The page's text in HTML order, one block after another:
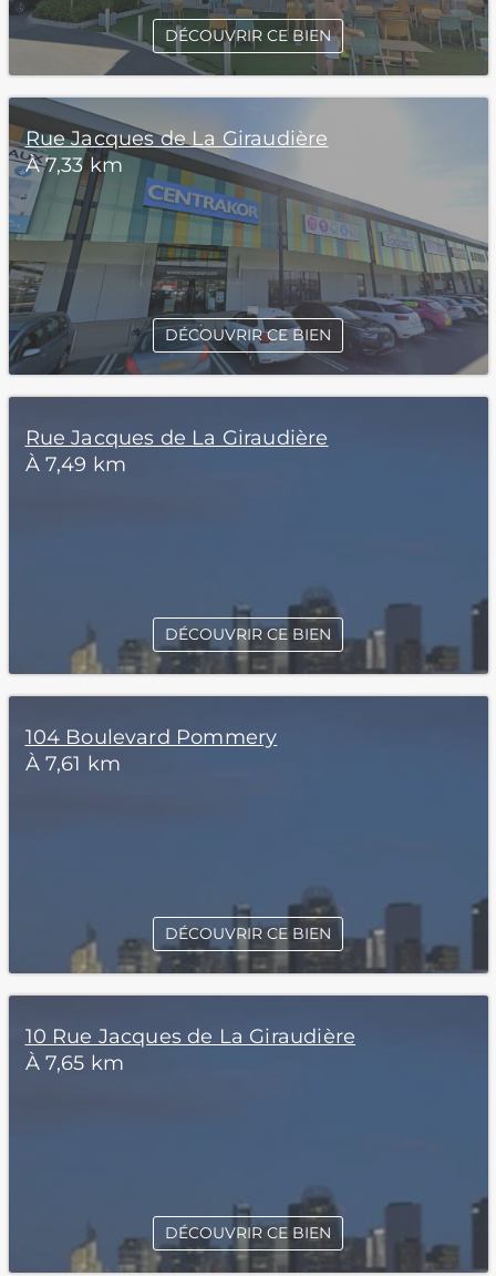
DÉCOUVRIR CE BIEN
Rue Jacques de La Giraudière
À 7,33 km
DÉCOUVRIR CE BIEN
Rue Jacques de La Giraudière
À 7,49 km
DÉCOUVRIR CE BIEN
104 Boulevard Pommery
À 7,61 km
DÉCOUVRIR CE BIEN
10 Rue Jacques de La Giraudière
À 7,65 km
DÉCOUVRIR CE BIEN